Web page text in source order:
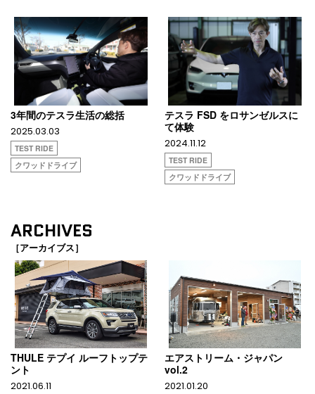
3年間のテスラ生活の総括
2025.03.03
TEST RIDE
クワッドドライブ
テスラ FSD をロサンゼルスに
て体験
2024.11.12
TEST RIDE
クワッドドライブ
ARCHIVES
［アーカイブス］
THULE テプイ ルーフトップテ
ント
2021.06.11
エアストリーム・ジャパン
vol.2
2021.01.20